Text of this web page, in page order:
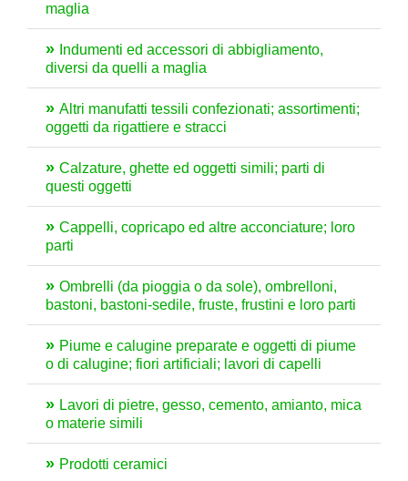
maglia
Indumenti ed accessori di abbigliamento,
diversi da quelli a maglia
Altri manufatti tessili confezionati; assortimenti;
oggetti da rigattiere e stracci
Calzature, ghette ed oggetti simili; parti di
questi oggetti
Cappelli, copricapo ed altre acconciature; loro
parti
Ombrelli (da pioggia o da sole), ombrelloni,
bastoni, bastoni-sedile, fruste, frustini e loro parti
Piume e calugine preparate e oggetti di piume
o di calugine; fiori artificiali; lavori di capelli
Lavori di pietre, gesso, cemento, amianto, mica
o materie simili
Prodotti ceramici